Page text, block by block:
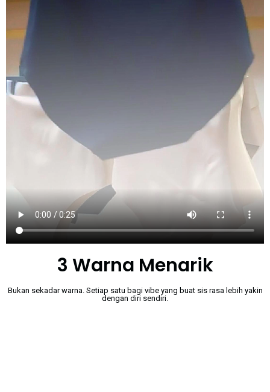
3 Warna Menarik
Bukan sekadar warna. Setiap satu bagi vibe yang buat sis rasa lebih yakin
dengan diri sendiri.